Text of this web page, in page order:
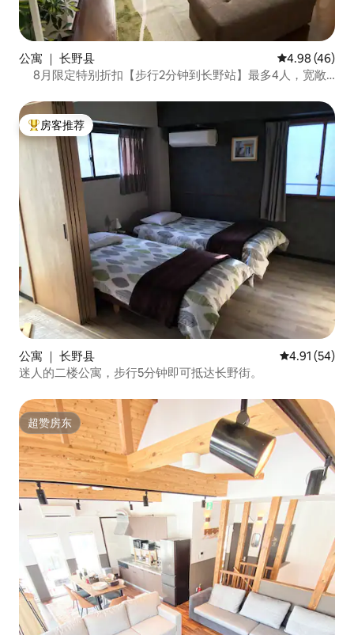
公寓 ｜ 长野县 平均评分
4.98 (46)
8月限定特别折扣【步行2分钟到长野站】最多4人，宽敞
热门「房客推荐」
房客推荐
公寓 ｜ 长野县 平均评分
4.91 (54)
迷人的二楼公寓，步行5分钟即可抵达长野街。
超赞房东
超赞房东